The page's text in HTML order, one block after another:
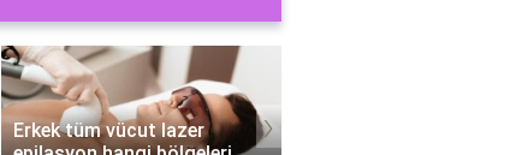
Erkek tüm vücut lazer
›